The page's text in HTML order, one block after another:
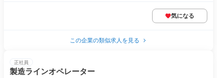
気になる
この企業の類似求人を見る
正社員
製造ラインオペレーター